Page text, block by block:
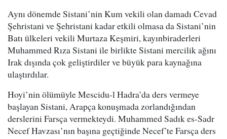
Aynı dönemde Sistani’nin Kum vekili olan damadı Cevad
Şehristani ve Şehristani kadar etkili olmasa da Sistani’nin
Batı ülkeleri vekili Murtaza Keşmiri, kayınbiraderleri
Muhammed Rıza Sistani ile birlikte Sistani mercilik ağını
Irak dışında çok geliştirdiler ve büyük para kaynağına
ulaştırdılar.
Hoyi’nin ölümüyle Mescidu-l Hadra’da ders vermeye
başlayan Sistani, Arapça konuşmada zorlandığından
derslerini Farsça vermekteydi. Muhammed Sadık es-Sadr
Necef Havzası’nın başına geçtiğinde Necef’te Farsça ders